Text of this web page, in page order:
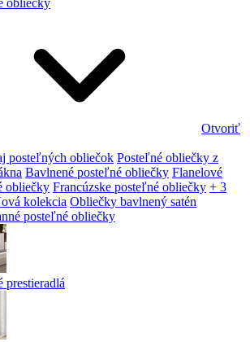
obliečky
Otvoriť
posteľných obliečok Posteľné obliečky z
Bavlnené posteľné obliečky Flanelové
obliečky Francúzske posteľné obliečky + 3
kolekcia Obliečky bavlnený satén
posteľné obliečky
prestieradlá